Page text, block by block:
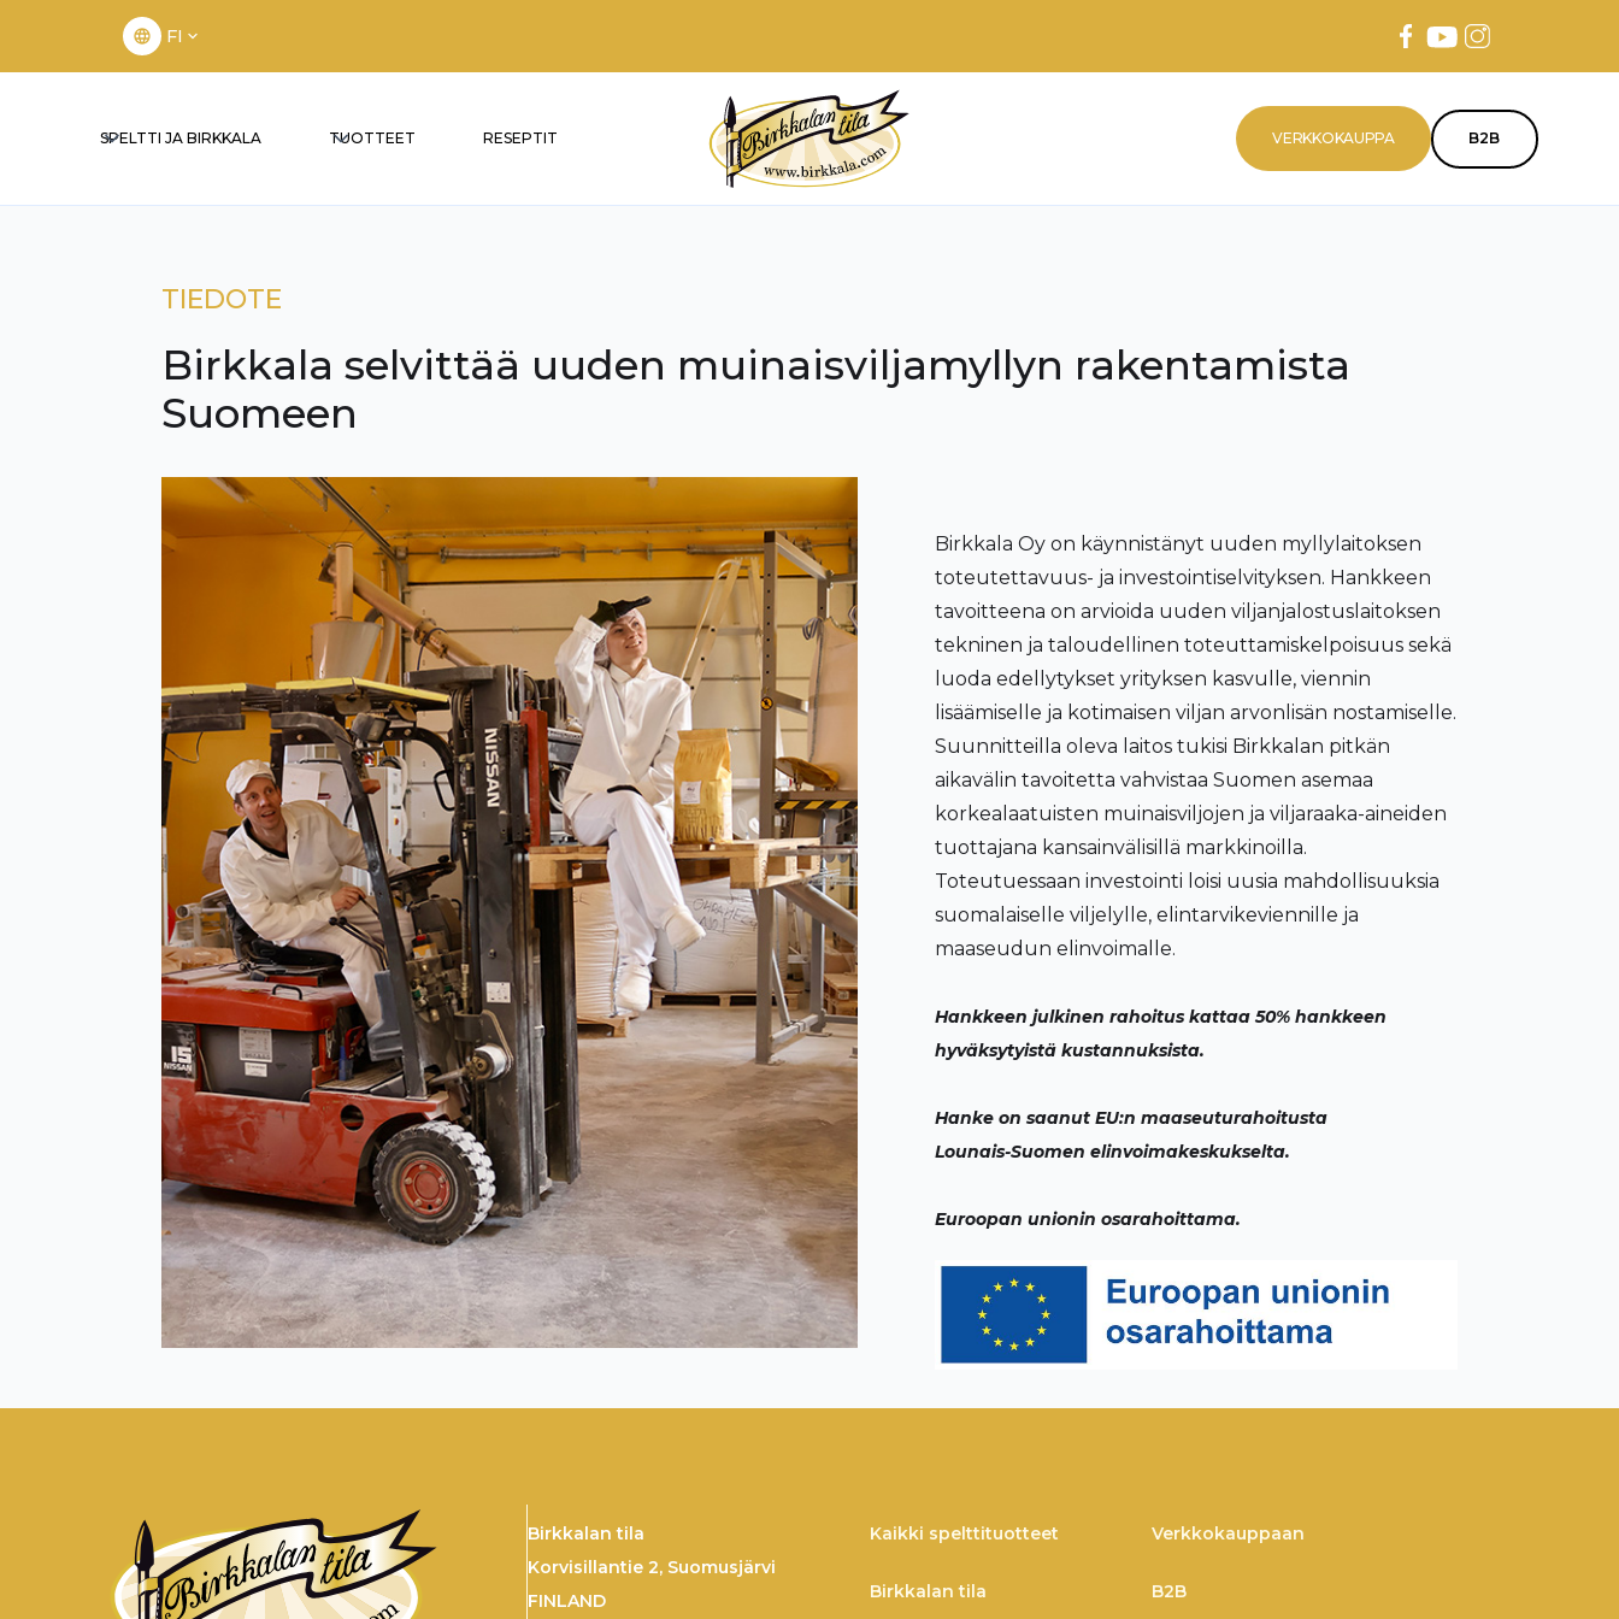
FI
SPELTTI JA BIRKKALA TUOTTEET RESEPTIT VERKKOKAUPPA B2B
TIEDOTE
Birkkala selvittää uuden muinaisviljamyllyn rakentamista
Suomeen
Birkkala Oy on käynnistänyt uuden myllylaitoksen
toteutettavuus- ja investointiselvityksen. Hankkeen
tavoitteena on arvioida uuden viljanjalostuslaitoksen
tekninen ja taloudellinen toteuttamiskelpoisuus sekä
luoda edellytykset yrityksen kasvulle, viennin
lisäämiselle ja kotimaisen viljan arvonlisän nostamiselle.
Suunnitteilla oleva laitos tukisi Birkkalan pitkän
aikavälin tavoitetta vahvistaa Suomen asemaa
korkealaatuisten muinaisviljojen ja viljaraaka-aineiden
tuottajana kansainvälisillä markkinoilla.
Toteutuessaan investointi loisi uusia mahdollisuuksia
suomalaiselle viljelylle, elintarvikeviennille ja
maaseudun elinvoimalle.
Hankkeen julkinen rahoitus kattaa 50% hankkeen
hyväksytyistä kustannuksista.
Hanke on saanut EU:n maaseuturahoitusta
Lounais-Suomen elinvoimakeskukselta.
Euroopan unionin osarahoittama.
Birkkalan tila
Korvisillantie 2, Suomusjärvi
FINLAND
Kaikki spelttituotteet
Birkkalan tila
Verkkokauppaan
B2B